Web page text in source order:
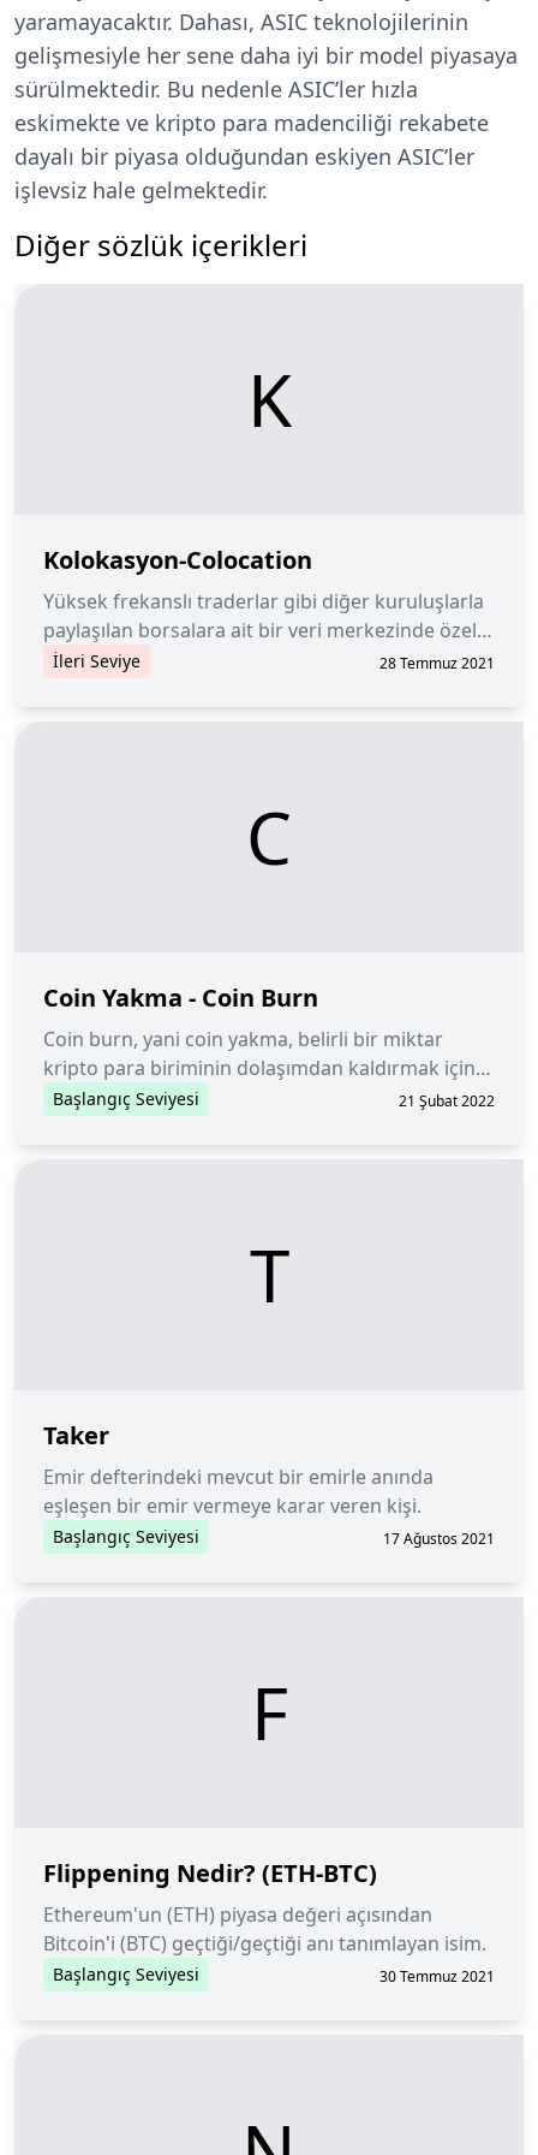
yaramayacaktır. Dahası, ASIC teknolojilerinin
gelişmesiyle her sene daha iyi bir model piyasaya
sürülmektedir. Bu nedenle ASIC’ler hızla
eskimekte ve kripto para madenciliği rekabete
dayalı bir piyasa olduğundan eskiyen ASIC’ler
işlevsiz hale gelmektedir.
Diğer sözlük içerikleri
K
Kolokasyon-Colocation
Yüksek frekanslı traderlar gibi diğer kuruluşlarla
paylaşılan borsalara ait bir veri merkezinde özel
bir alan.
İleri Seviye 28 Temmuz 2021
C
Coin Yakma - Coin Burn
Coin burn, yani coin yakma, belirli bir miktar
kripto para biriminin dolaşımdan kaldırmak için
kasıtlı olarak kullanılamaz bir cüzdan adresine
Başlangıç Seviyesi 21 Şubat 2022
T
Taker
Emir defterindeki mevcut bir emirle anında
eşleşen bir emir vermeye karar veren kişi.
Başlangıç Seviyesi 17 Ağustos 2021
F
Flippening Nedir? (ETH-BTC)
Ethereum'un (ETH) piyasa değeri açısından
Bitcoin'i (BTC) geçtiği/geçtiği anı tanımlayan isim.
Başlangıç Seviyesi 30 Temmuz 2021